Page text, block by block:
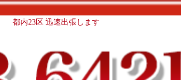
都内23区 迅速出張します